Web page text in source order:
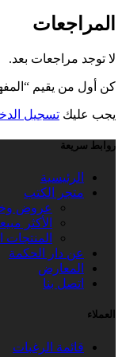
المراجعات
لا توجد مراجعات بعد.
كن أول من يقيم
يجب عليك تسجيل
روابط سريعة
الرئيسية
متجر الكتب
عروض
الأكثر
المنتجات
عن دار الحكمة
المعارض
اتصل بنا
العملاء
قائمة الرغبات